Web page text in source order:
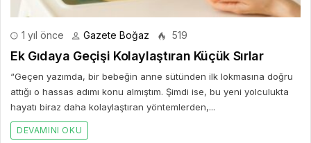
1 yıl önce Gazete Boğaz 519
Ek Gıdaya Geçişi Kolaylaştıran Küçük Sırlar
“Geçen yazımda, bir bebeğin anne sütünden ilk lokmasına doğru
attığı o hassas adımı konu almıştım. Şimdi ise, bu yeni yolculukta
hayatı biraz daha kolaylaştıran yöntemlerden,...
DEVAMINI OKU